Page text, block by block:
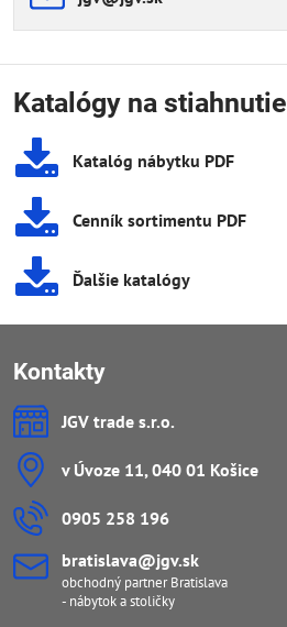
Katalógy na stiahnutie
Katalóg nábytku PDF
Cenník sortimentu PDF
Ďalšie katalógy
Kontakty
JGV trade s​.r​.o​.
v Úvoze 11, 040 01 Košice
0905 258 196
bratislava​@jgv​.sk
obchodný partner Bratislava
- nábytok a stoličky